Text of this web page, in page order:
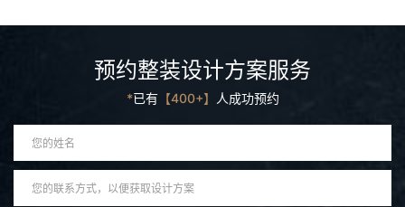
预约整装设计方案服务
*已有【400+】 人成功预约